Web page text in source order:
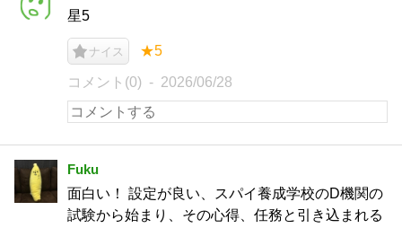
星5
ナイス ★5
コメント(0) 2026/06/28
Fuku
面白い！ 設定が良い、スパイ養成学校のD機関の
試験から始まり、その心得、任務と引き込まれる